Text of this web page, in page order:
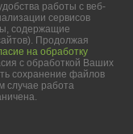
работы с веб-
сервисов
содержащие
Продолжая
на обработку
с обработкой Ваших
сохранение файлов
случае работа